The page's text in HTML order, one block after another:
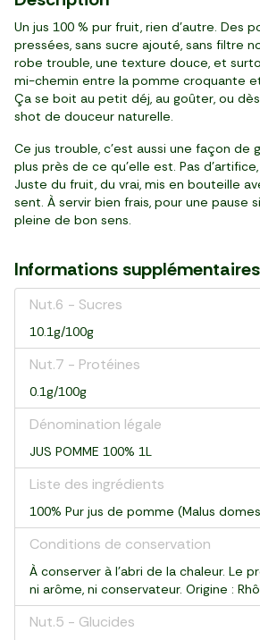
Un jus 100 % pur fruit, rien d’autre. Des
pressées, sans sucre ajouté, sans filtre
robe trouble, une texture douce, et
mi-chemin entre la pomme croquante
Ça se boit au petit déj, au goûter, ou dès
shot de douceur naturelle.
Ce jus trouble, c’est aussi une façon de
plus près de ce qu’elle est. Pas
Juste du fruit, du vrai, mis en bouteille
sent. À servir bien frais, pour une pause
pleine de bon sens.
Informations supplémentaires
Nut.6 - Sucres
10.1g/100g
Nut.7 - Protéines
0.1g/100g
Dénomination légale
JUS POMME 100% 1L
Liste des ingrédients
100% Pur jus de pomme (Malus
Conditions de conservation
À conserver à l'abri de la chaleur. Le
ni arôme, ni conservateur. Origine :
Nut.5 - Glucides